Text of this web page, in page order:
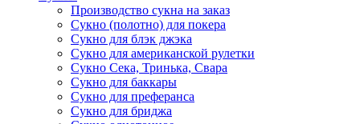
Производство сукна на заказ
Сукно (полотно) для покера
Сукно для блэк джэка
Сукно для американской рулетки
Сукно Сека, Тринька, Свара
Сукно для баккары
Сукно для преферанса
Сукно для бриджа